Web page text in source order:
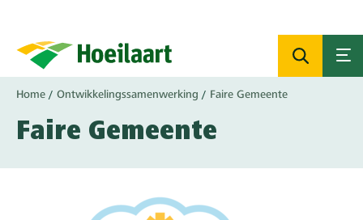
naar
inhoud
Kruimelpad
Home Ontwikkelingssamenwerking Faire Gemeente
Faire Gemeente